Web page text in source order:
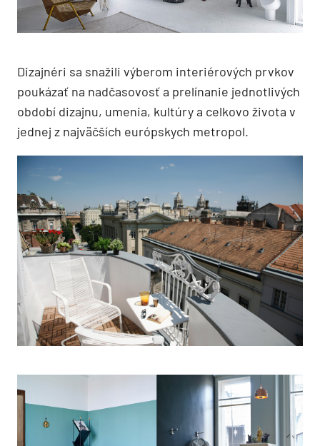
Dizajnéri sa snažili výberom interiérových prvkov
poukázať na nadčasovosť a prelínanie jednotlivých
období dizajnu, umenia, kultúry a celkovo života v
jednej z najväčších európskych metropol.